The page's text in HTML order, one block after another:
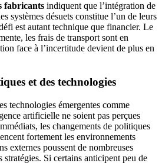
fabricants indiquent que l’intégration de
systèmes désuets constitue l’un de leurs
est autant technique que financier. Le
les frais de transport sont en
face à l’incertitude devient de plus en
et des technologies
technologies émergentes comme
artificielle ne soient pas perçues
les changements de politiques
fortement les environnements
externes poussent de nombreuses
Si certains anticipent peu de